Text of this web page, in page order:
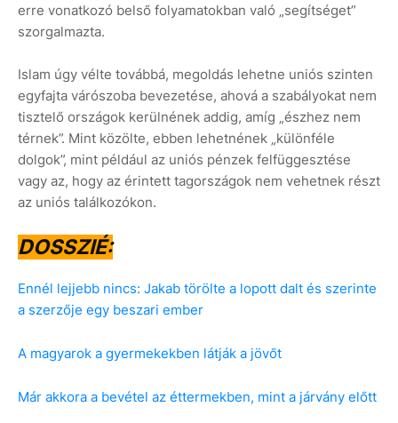
erre vonatkozó belső folyamatokban való „segítséget”
szorgalmazta.
Islam úgy vélte továbbá, megoldás lehetne uniós szinten
egyfajta várószoba bevezetése, ahová a szabályokat nem
tisztelő országok kerülnének addig, amíg „észhez nem
térnek”. Mint közölte, ebben lehetnének „különféle
dolgok”, mint például az uniós pénzek felfüggesztése
vagy az, hogy az érintett tagországok nem vehetnek részt
az uniós találkozókon.
DOSSZIÉ:
Ennél lejjebb nincs: Jakab törölte a lopott dalt és szerinte
a szerzője egy beszari ember
A magyarok a gyermekekben látják a jövőt
Már akkora a bevétel az éttermekben, mint a járvány előtt